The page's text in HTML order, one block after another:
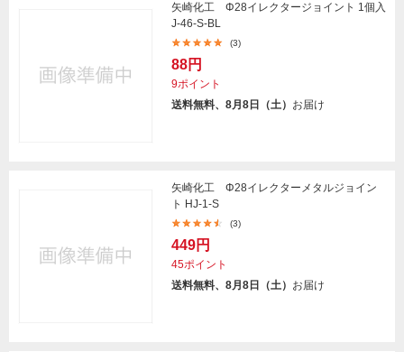
矢崎化工 Φ28イレクタージョイント 1個入
J-46-S-BL
(3)
88円
9ポイント
送料無料、8月8日（土） お届け
矢崎化工 Φ28イレクターメタルジョイン
ト HJ-1-S
(3)
449円
45ポイント
送料無料、8月8日（土） お届け